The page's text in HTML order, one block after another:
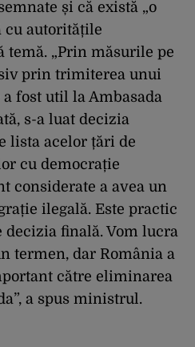
și că există „o
cu autoritățile
temă. „Prin măsurile pe
prin trimiterea unui
fost util la Ambasada
s-a luat decizia
lista acelor țări de
cu democrație
considerate a avea un
ilegală. Este practic
finală. Vom lucra
termen, dar România a
către eliminarea
a spus ministrul.